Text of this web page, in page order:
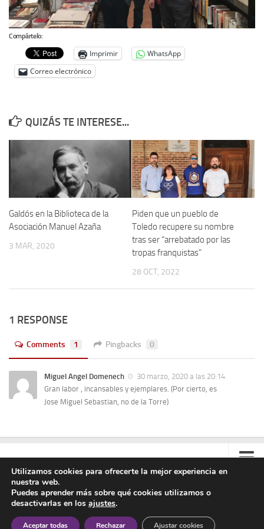
Noticias
Tienda
Compártelo:
Imprimir
WhatsApp
Correo electrónico
QUIZÁS TE INTERESE...
Galdós en la Biblioteca de la
Asociación Manuel Azaña
3 MAR, 2020
Piden que un pueblo de
Toledo recupere su nombre
tras ser “arrebatado por las
tropas franquistas”
28 OCT, 2022
1 RESPONSE
Comments 1 Pingbacks 0
Miguel Angel Domenech
30 marzo, 2020 a las 20:14
Gran labor , incansables y ejemplares. (Por cierto, es
Jose Miguel Sebastian, no de la Torre)
Contacto
Colabora
Asociación Manuel Azaña © 2020 - Todos los derechos reservados
Utilizamos cookies para ofrecerte la mejor experiencia en
nuestra web.
Puedes aprender más sobre qué cookies utilizamos o
desactivarlas en los ajustes.
Aceptar todas Rechazar Ajustar cookies